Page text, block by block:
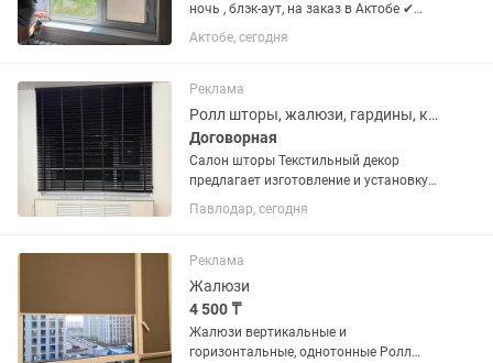
ночь , блэк-аут, на заказ в Актобе ✔
День-ночь✔ Рулонные жалюзи✔
Большой выбор тканей и цветов✔
Актобе, сегодня
Реклама
Ролл шторы, жалюзи, гардины, карнизы
Договорная
Салон шторы Текстильный декор
предлагает изготовление и установку
жалюзи горизонтальные деревянные
2.5см и 5 см по доступным ценам,
алюминиевые перфорированные и нет,
ролл шторы...
Павлодар, сегодня
Реклама
Жалюзи
4 500 ₸
Жалюзи вертикальные и
горизонтальные, однотонные Ролл